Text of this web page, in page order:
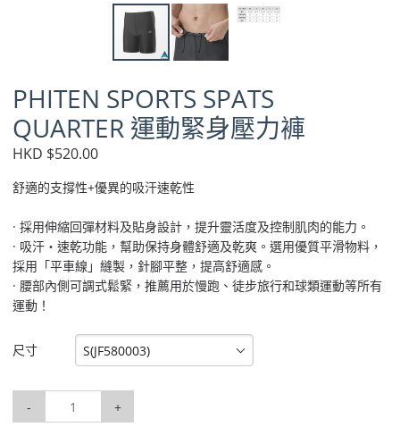
PHITEN SPORTS SPATS
QUARTER 運動緊身壓力褲
HKD $520.00
舒適的支撐性+優異的吸汗速乾性
· 採用伸縮回彈材料及貼身設計，提升靈活度及控制肌肉的能力。
· 吸汗‧速乾功能，幫助保持身體舒適及乾爽。選用優質平滑物料，
採用「平車線」縫製，針腳平整，提高舒適感。
· 腰部內側可調式鬆緊，推薦用於慢跑、徒步旅行和球類運動等所有
運動！
尺寸 S(JF580003)
- +